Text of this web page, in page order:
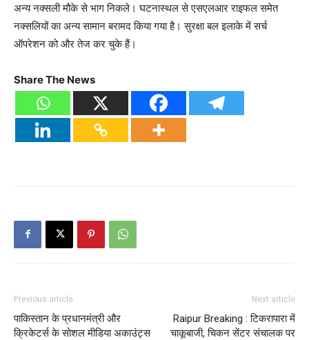
अन्य नक्सली मौके से भाग निकले। घटनास्थल से एसएलआर राइफल समेत
नक्सलियों का अन्य सामान बरामद किया गया है। सुरक्षा बल इलाके में सर्च
ऑपरेशन को और तेज कर चुके हैं।
Share The News
Previous article
पाकिस्तान के प्रधानमंत्री और
क्रिकेटर्स के सोशल मीडिया अकाउंट्स
Next article
Raipur Breaking : टिकरापारा में
चाकूबाजी, चिकन सेंटर संचालक पर